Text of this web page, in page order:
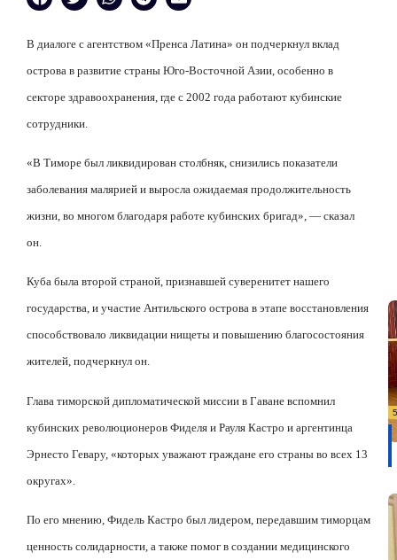
В диалоге с агентством «Пренса Латина» он подчеркнул вклад
острова в развитие страны Юго-Восточной Азии, особенно в
секторе здравоохранения, где с 2002 года работают кубинские
сотрудники.
«В Тиморе был ликвидирован столбняк, снизились показатели
заболевания малярией и выросла ожидаемая продолжительность
жизни, во многом благодаря работе кубинских бригад», — сказал
он.
Куба была второй страной, признавшей суверенитет нашего
государства, и участие Антильского острова в этапе восстановления
способствовало ликвидации нищеты и повышению благосостояния
жителей, подчеркнул он.
Глава тиморской дипломатической миссии в Гаване вспомнил
кубинских революционеров Фиделя и Рауля Кастро и аргентинца
Эрнесто Гевару, «которых уважают граждане его страны во всех 13
округах».
По его мнению, Фидель Кастро был лидером, передавшим тиморцам
ценность солидарности, а также помог в создании медицинского